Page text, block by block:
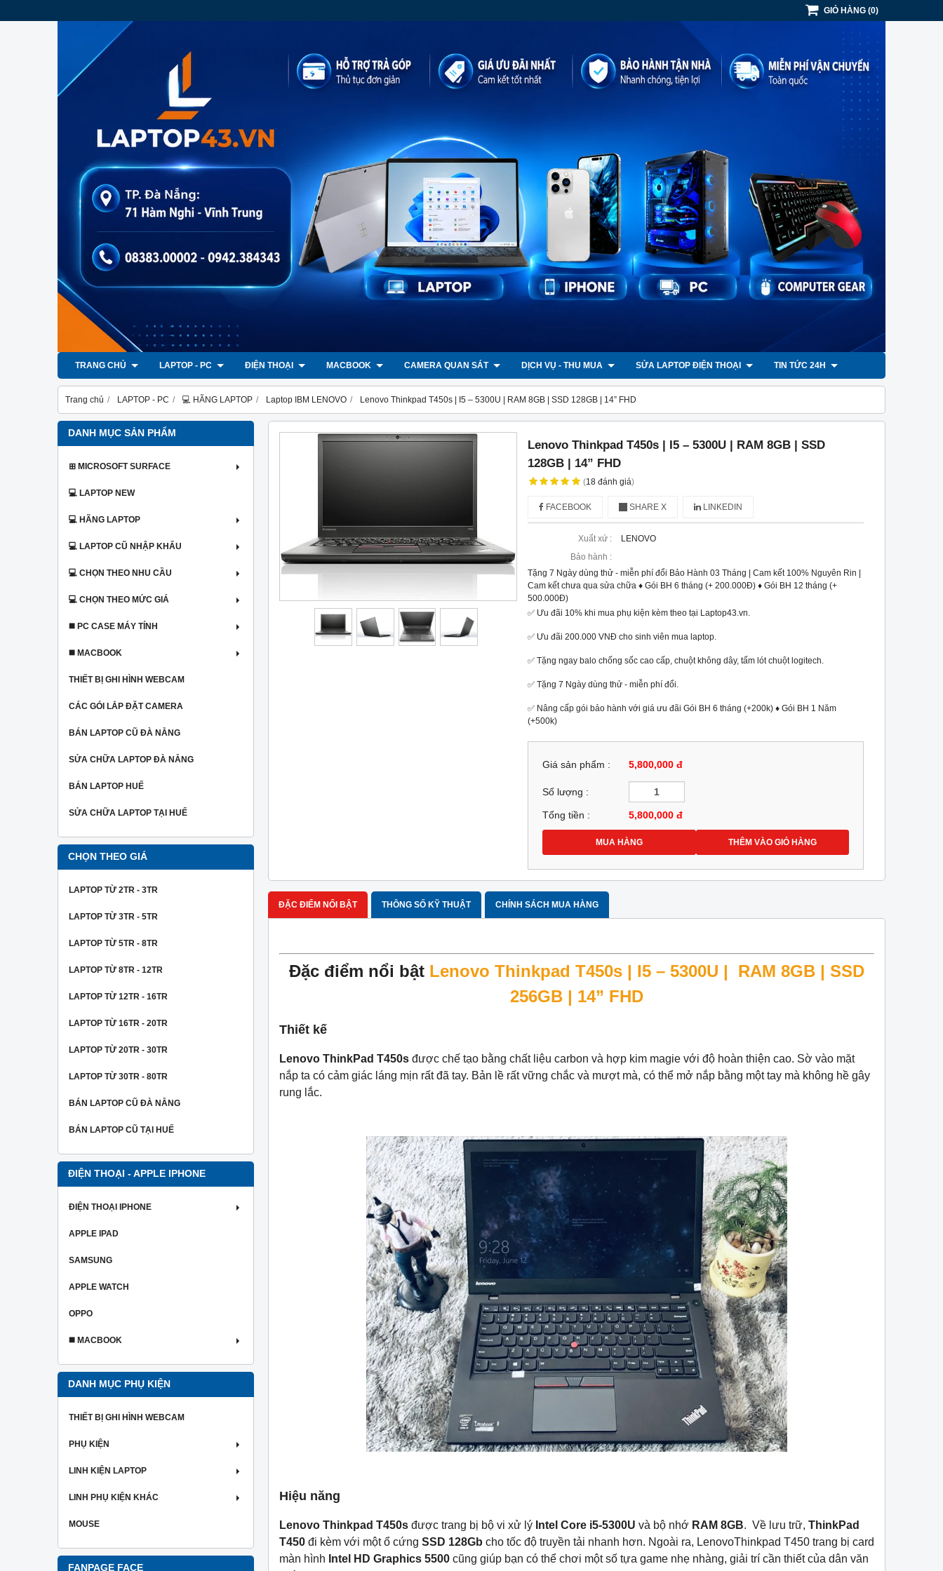
GIỎ HÀNG (0)
TRANG CHỦ LAPTOP - PC ĐIỆN THOẠI MACBOOK CAMERA QUAN SÁT DỊCH VỤ - THU MUA SỬA LAPTOP ĐIỆN THOẠI TIN TỨC 24H
Trang chủ LAPTOP - PC 💻 HÃNG LAPTOP Laptop IBM LENOVO Lenovo Thinkpad T450s | I5 – 5300U | RAM 8GB | SSD 128GB | 14” FHD
DANH MỤC SẢN PHẨM
⊞ MICROSOFT SURFACE
💻 LAPTOP NEW
💻 HÃNG LAPTOP
💻 LAPTOP CŨ NHẬP KHẨU
💻 CHỌN THEO NHU CẦU
💻 CHỌN THEO MỨC GIÁ
◼️ PC CASE MÁY TÍNH
◼️ MACBOOK
THIẾT BỊ GHI HÌNH WEBCAM
CÁC GÓI LẮP ĐẶT CAMERA
BÁN LAPTOP CŨ ĐÀ NẴNG
SỬA CHỮA LAPTOP ĐÀ NẴNG
BÁN LAPTOP HUẾ
SỬA CHỮA LAPTOP TẠI HUẾ
CHỌN THEO GIÁ
LAPTOP TỪ 2TR - 3TR
LAPTOP TỪ 3TR - 5TR
LAPTOP TỪ 5TR - 8TR
LAPTOP TỪ 8TR - 12TR
LAPTOP TỪ 12TR - 16TR
LAPTOP TỪ 16TR - 20TR
LAPTOP TỪ 20TR - 30TR
LAPTOP TỪ 30TR - 80TR
BÁN LAPTOP CŨ ĐÀ NẴNG
BÁN LAPTOP CŨ TẠI HUẾ
ĐIỆN THOẠI - APPLE IPHONE
ĐIỆN THOẠI IPHONE
APPLE IPAD
SAMSUNG
APPLE WATCH
OPPO
◼️ MACBOOK
DANH MỤC PHỤ KIỆN
THIẾT BỊ GHI HÌNH WEBCAM
PHỤ KIỆN
LINH KIỆN LAPTOP
LINH PHỤ KIỆN KHÁC
MOUSE
FANPAGE FACE
Lenovo Thinkpad T450s | I5 – 5300U | RAM 8GB | SSD
128GB | 14” FHD
(18đánh giá)
FACEBOOK SHARE X LINKEDIN
Xuất xứ :
LENOVO
Bảo hành :
Tặng 7 Ngày dùng thử - miễn phí đổi Bảo Hành 03 Tháng | Cam kết 100% Nguyên Rin |
Cam kết chưa qua sửa chữa ♦ Gói BH 6 tháng (+ 200.000Đ) ♦ Gói BH 12 tháng (+
500.000Đ)
✅ Ưu đãi 10% khi mua phụ kiện kèm theo tại Laptop43.vn.
✅ Ưu đãi 200.000 VNĐ cho sinh viên mua laptop.
✅ Tặng ngay balo chống sốc cao cấp, chuột không dây, tấm lót chuột logitech.
✅ Tặng 7 Ngày dùng thử - miễn phí đổi.
✅ Nâng cấp gói bảo hành với giá ưu đãi Gói BH 6 tháng (+200k) ♦ Gói BH 1 Năm
(+500k)
Giá sản phẩm : 5,800,000 đ
Số lượng :
Tổng tiền : 5,800,000 đ
MUA HÀNG THÊM VÀO GIỎ HÀNG
ĐẶC ĐIỂM NỔI BẬT THÔNG SỐ KỸ THUẬT CHÍNH SÁCH MUA HÀNG
Đặc điểm nổi bật Lenovo Thinkpad T450s | I5 – 5300U | RAM 8GB | SSD
256GB | 14” FHD
Thiết kế
Lenovo ThinkPad T450s được chế tạo bằng chất liệu carbon và hợp kim magie với độ hoàn thiện cao. Sờ vào mặt
nắp ta có cảm giác láng mịn rất đã tay. Bản lề rất vững chắc và mượt mà, có thể mở nắp bằng một tay mà không hề gây
rung lắc.
Hiệu năng
Lenovo Thinkpad T450s được trang bị bộ vi xử lý Intel Core i5-5300U và bộ nhớ RAM 8GB. Về lưu trữ, ThinkPad
T450 đi kèm với một ổ cứng SSD 128Gb cho tốc độ truyền tải nhanh hơn. Ngoài ra, LenovoThinkpad T450 trang bị card
màn hình Intel HD Graphics 5500 cũng giúp bạn có thể chơi một số tựa game nhẹ nhàng, giải trí cần thiết của dân văn